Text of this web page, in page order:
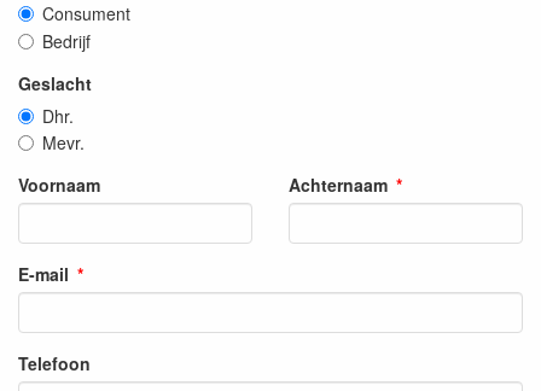
Consument
Bedrijf
Geslacht
Dhr.
Mevr.
Voornaam
Achternaam
E-mail
Telefoon